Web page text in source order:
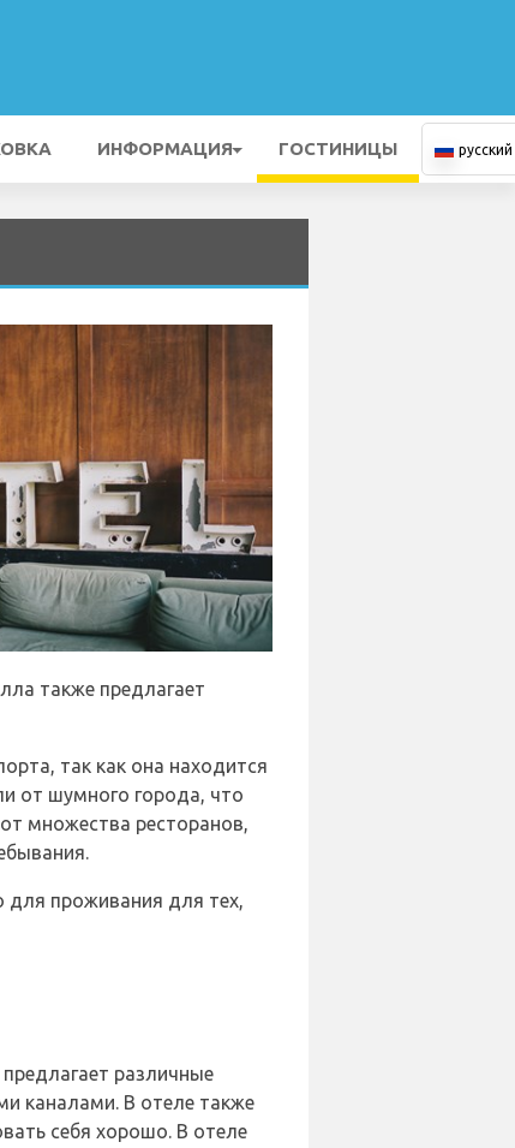
ИНФОРМАЦИЯ ГОСТИНИЦЫ русский
также предлагает
так как она находится
от шумного города, что
множества ресторанов,
проживания для тех,
различные
каналами. В отеле также
себя хорошо. В отеле